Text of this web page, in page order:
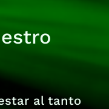
al tanto